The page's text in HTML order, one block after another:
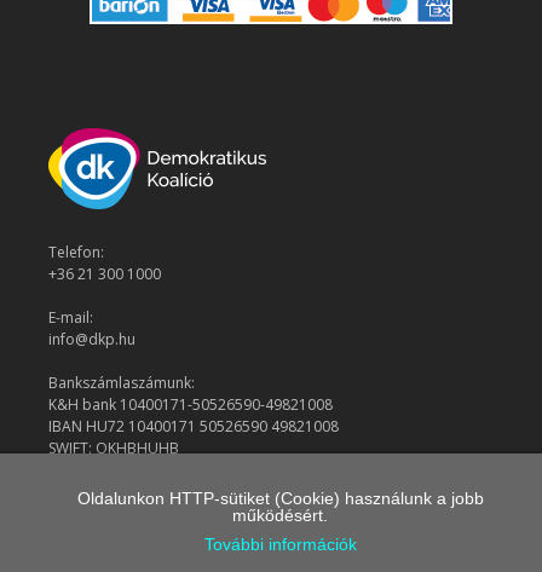
Telefon:
+36 21 300 1000
E-mail:
info@dkp.hu
Bankszámlaszámunk:
K&H bank 10400171-50526590-49821008
IBAN HU72 10400171 50526590 49821008
SWIFT: OKHBHUHB
© 2026 Demokratikus Koalíció
Oldalunkon HTTP-sütiket (Cookie) használunk a jobb
működésért.
További információk